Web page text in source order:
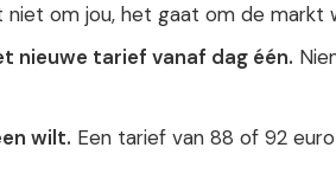
om jou, het gaat om de markt
nieuwe tarief vanaf dag één.
wilt. Een tarief van 88 of 92